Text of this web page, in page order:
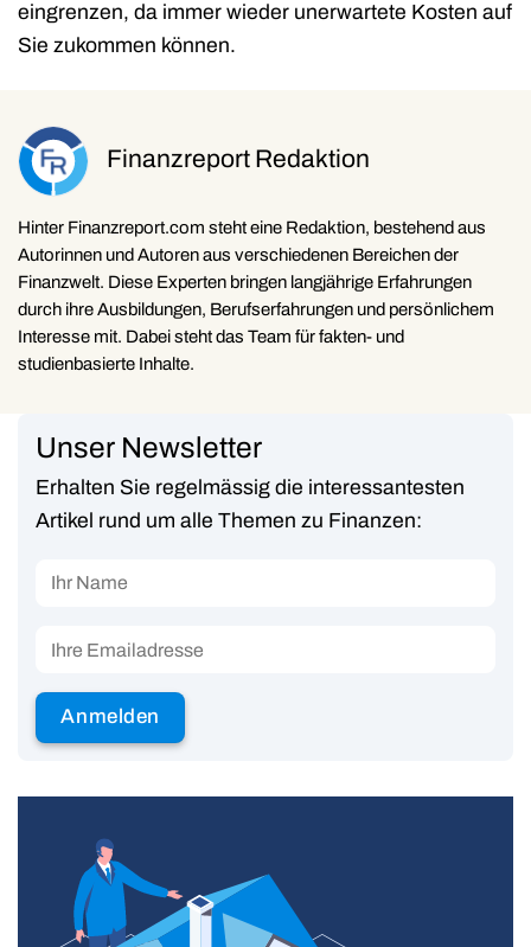
eingrenzen, da immer wieder unerwartete Kosten auf
Sie zukommen können.
Finanzreport Redaktion
Hinter Finanzreport.com steht eine Redaktion, bestehend aus
Autorinnen und Autoren aus verschiedenen Bereichen der
Finanzwelt. Diese Experten bringen langjährige Erfahrungen
durch ihre Ausbildungen, Berufserfahrungen und persönlichem
Interesse mit. Dabei steht das Team für fakten- und
studienbasierte Inhalte.
Unser Newsletter
Erhalten Sie regelmässig die interessantesten
Artikel rund um alle Themen zu Finanzen: